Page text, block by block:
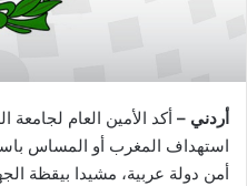
أردني – أكد الأمين العام لجامعة
استهداف المغرب أو المساس
أمن دولة عربية، مشيدا بيقظة